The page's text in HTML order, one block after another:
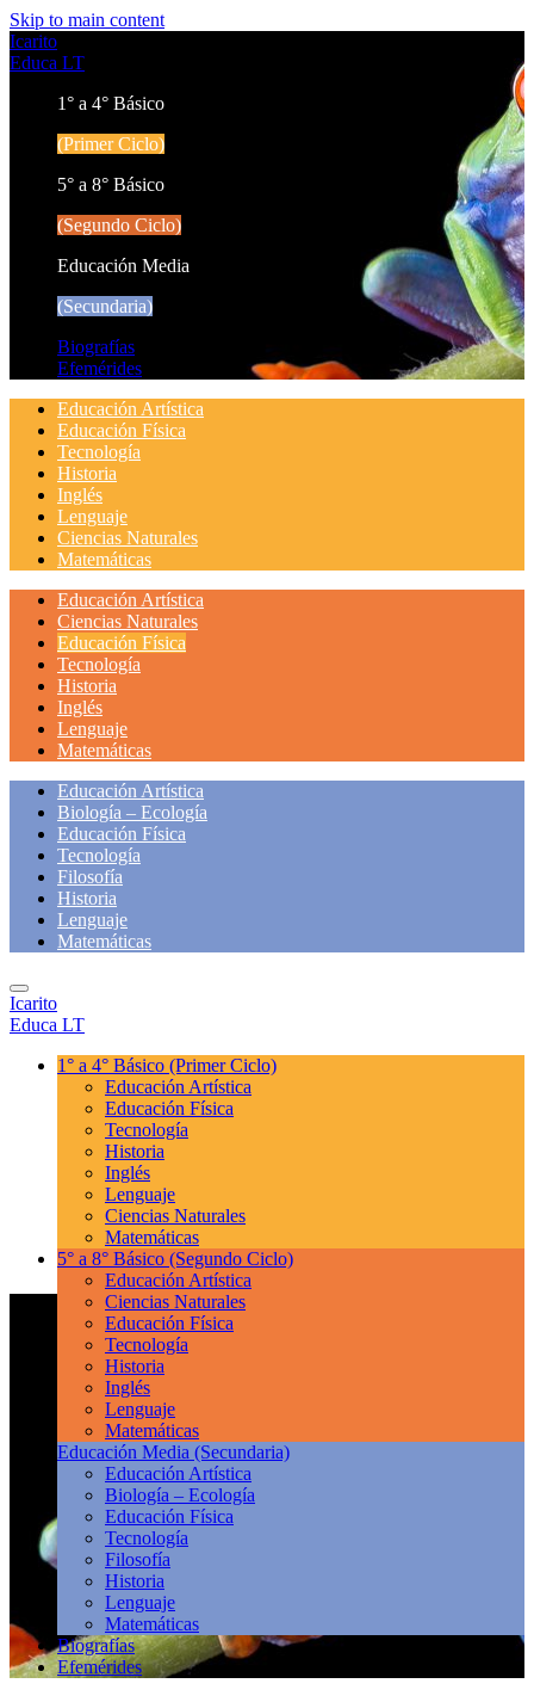
Skip to main content
Icarito
Educa LT
1° a 4° Básico
(Primer Ciclo)
5° a 8° Básico
(Segundo Ciclo)
Educación Media
(Secundaria)
Biografías
Efemérides
Educación Artística
Educación Física
Tecnología
Historia
Inglés
Lenguaje
Ciencias Naturales
Matemáticas
Educación Artística
Ciencias Naturales
Educación Física
Tecnología
Historia
Inglés
Lenguaje
Matemáticas
Educación Artística
Biología – Ecología
Educación Física
Tecnología
Filosofía
Historia
Lenguaje
Matemáticas
Icarito
Educa LT
1° a 4° Básico (Primer Ciclo)
Educación Artística
Educación Física
Tecnología
Historia
Inglés
Lenguaje
Ciencias Naturales
Matemáticas
5° a 8° Básico (Segundo Ciclo)
Educación Artística
Ciencias Naturales
Educación Física
Tecnología
Historia
Inglés
Lenguaje
Matemáticas
Educación Media (Secundaria)
Educación Artística
Biología – Ecología
Educación Física
Tecnología
Filosofía
Historia
Lenguaje
Matemáticas
Biografías
Efemérides